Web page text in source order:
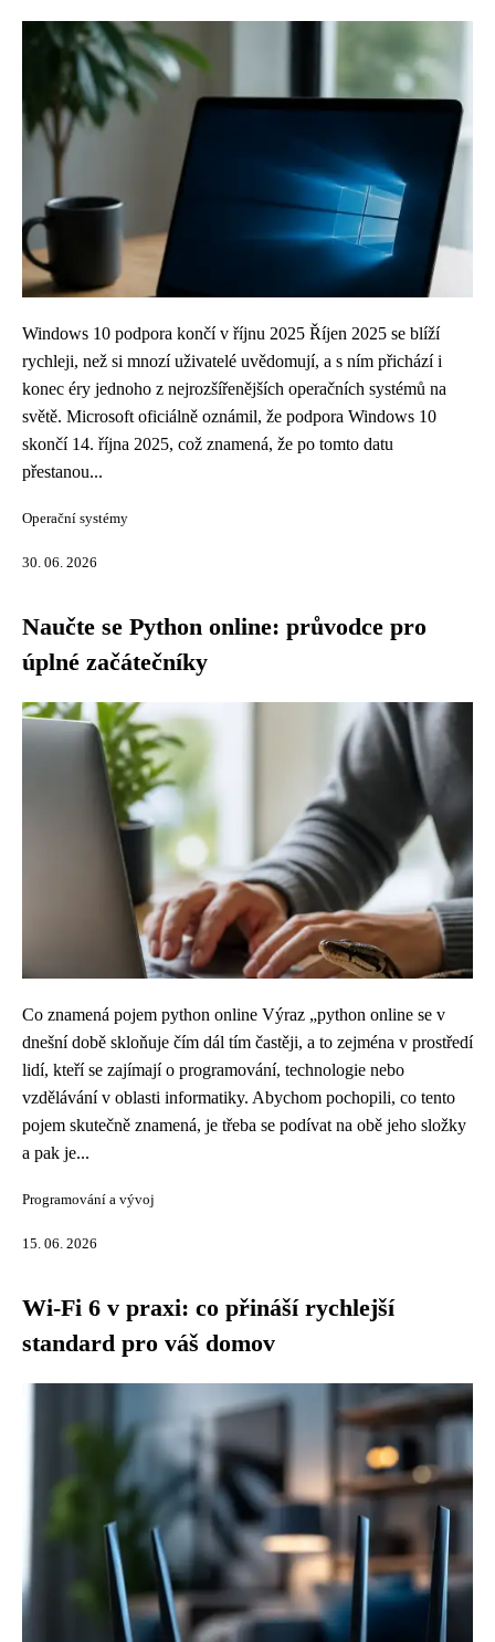
Windows 10 podpora končí v říjnu 2025 Říjen 2025 se blíží
rychleji, než si mnozí uživatelé uvědomují, a s ním přichází i
konec éry jednoho z nejrozšířenějších operačních systémů na
světě. Microsoft oficiálně oznámil, že podpora Windows 10
skončí 14. října 2025, což znamená, že po tomto datu
přestanou...
Operační systémy
30. 06. 2026
Naučte se Python online: průvodce pro
úplné začátečníky
Co znamená pojem python online Výraz „python online se v
dnešní době skloňuje čím dál tím častěji, a to zejména v prostředí
lidí, kteří se zajímají o programování, technologie nebo
vzdělávání v oblasti informatiky. Abychom pochopili, co tento
pojem skutečně znamená, je třeba se podívat na obě jeho složky
a pak je...
Programování a vývoj
15. 06. 2026
Wi-Fi 6 v praxi: co přináší rychlejší
standard pro váš domov